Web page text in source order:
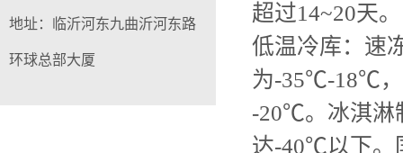
地址：临沂河东九曲沂河东路
环球总部大厦
超过14~20天。
低温冷库：速
为-35℃-18℃
-20℃。冰淇淋
达-40℃以下。